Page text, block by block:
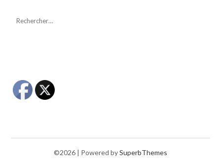
©2026 | Powered bySuperbThemes